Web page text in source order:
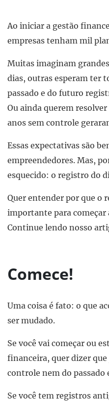
Ao iniciar a gestão
empresas tenham mil
Muitas imaginam
dias, outras esperam ter
passado e do futuro
Ou ainda querem
anos sem controle
Essas expectativas são
empreendedores. Mas,
esquecido: o registro do
Quer entender por que o
importante para começar
Continue lendo nosso
Comece!
Uma coisa é fato: o que
ser mudado.
Se você vai começar ou
financeira, quer dizer
controle nem do
Se você tem registros